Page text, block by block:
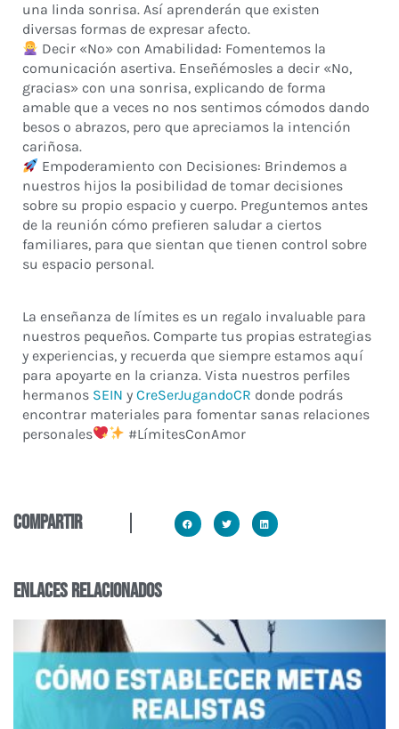
una linda sonrisa. Así aprenderán que existen
diversas formas de expresar afecto.
Decir «No» con Amabilidad: Fomentemos la
comunicación asertiva. Enseñémosles a decir «No,
gracias» con una sonrisa, explicando de forma
amable que a veces no nos sentimos cómodos dando
besos o abrazos, pero que apreciamos la intención
cariñosa.
Empoderamiento con Decisiones: Brindemos a
nuestros hijos la posibilidad de tomar decisiones
sobre su propio espacio y cuerpo. Preguntemos antes
de la reunión cómo prefieren saludar a ciertos
familiares, para que sientan que tienen control sobre
su espacio personal.
La enseñanza de límites es un regalo invaluable para
nuestros pequeños. Comparte tus propias estrategias
y experiencias, y recuerda que siempre estamos aquí
para apoyarte en la crianza. Vista nuestros perfiles
hermanos SEIN y CreSerJugandoCR donde podrás
encontrar materiales para fomentar sanas relaciones
personales
#LímitesConAmor
compartir
enlaces relacionados